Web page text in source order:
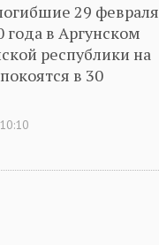
29 февраля
года в Аргунском
республики на
в 30